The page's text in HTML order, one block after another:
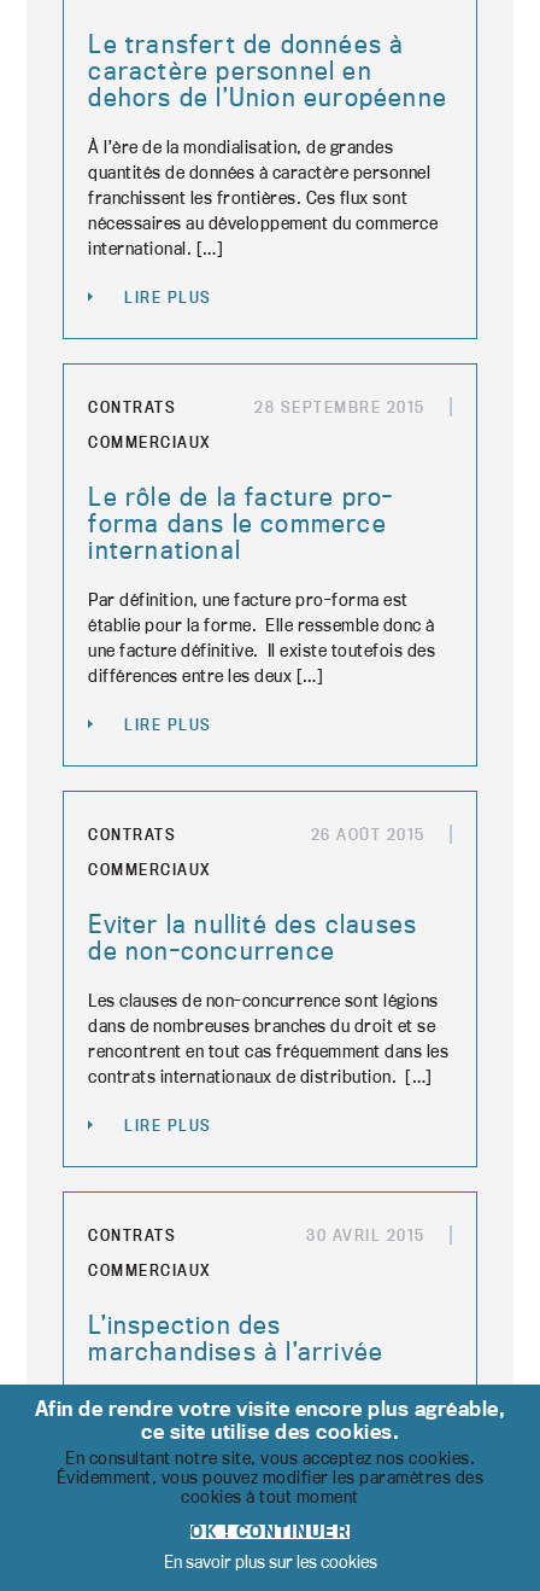
Le transfert de données à
caractère personnel en
dehors de l’Union européenne
À l’ère de la mondialisation, de grandes
quantités de données à caractère personnel
franchissent les frontières. Ces flux sont
nécessaires au développement du commerce
international. […]
LIRE PLUS
CONTRATS
COMMERCIAUX
28 SEPTEMBRE 2015
Le rôle de la facture pro-
forma dans le commerce
international
Par définition, une facture pro-forma est
établie pour la forme. Elle ressemble donc à
une facture définitive. Il existe toutefois des
différences entre les deux […]
LIRE PLUS
CONTRATS
COMMERCIAUX
26 AOÛT 2015
Eviter la nullité des clauses
de non-concurrence
Les clauses de non-concurrence sont légions
dans de nombreuses branches du droit et se
rencontrent en tout cas fréquemment dans les
contrats internationaux de distribution. […]
LIRE PLUS
CONTRATS
COMMERCIAUX
30 AVRIL 2015
L’inspection des
marchandises à l’arrivée
Beaucoup de contrats ou de conditions
générales de vente mettent à charge de
l’acheteur une obligation d’inspecter les
marchandises dans un délai bref. La sanction
LIRE PLUS
Afin de rendre votre visite encore plus agréable,
ce site utilise des cookies.
En consultant notre site, vous acceptez nos cookies.
Évidemment, vous pouvez modifier les paramètres des
cookies à tout moment
OK ! CONTINUER
En savoir plus sur les cookies